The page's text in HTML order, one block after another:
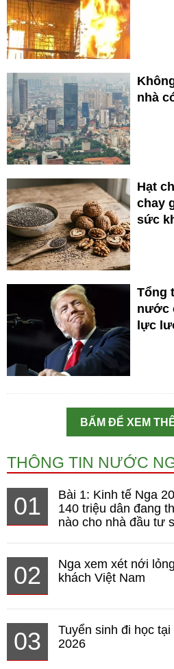
nhà
Hạt
chay
sức
Tổng
nước
lực
BẤM ĐỂ XEM
THÔNG TIN NƯỚC
01
Bài 1: Kinh tế Nga
140 triệu dân đang
nào cho nhà đầu tư
02
Nga xem xét nới
khách Việt Nam
03
Tuyển sinh đi học
2026